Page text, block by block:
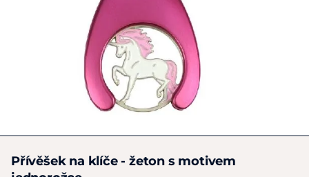
Přívěšek na klíče - žeton s motivem